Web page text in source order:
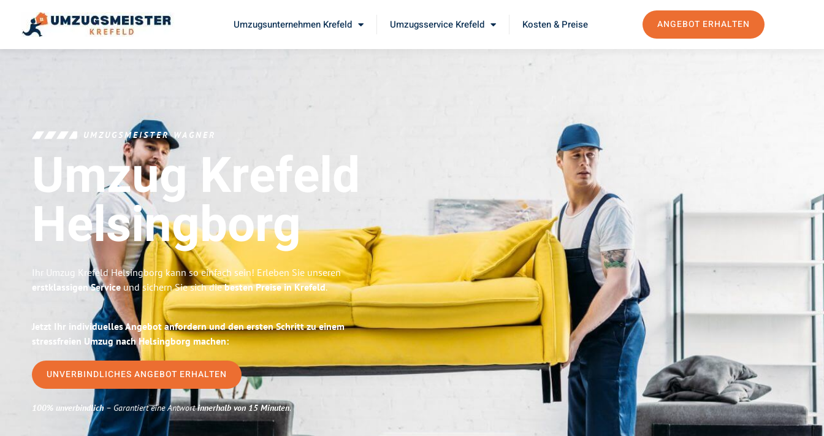
Umzugsunternehmen Krefeld Umzugsservice Krefeld Kosten & Preise ANGEBOT ERHALTEN
UMZUGSMEISTER WAGNER
Umzug Krefeld
Helsingborg
Ihr Umzug Krefeld Helsingborg kann so einfach sein! Erleben Sie unseren
erstklassigen Service und sichern Sie sich diebesten Preise in Krefeld.
Jetzt Ihr individuelles Angebot anfordern und den ersten Schritt zu einem
stressfreien Umzug nach Helsingborg machen:
UNVERBINDLICHES ANGEBOT ERHALTEN
100% unverbindlich– Garantiert eine Antwortinnerhalb von 15 Minuten.